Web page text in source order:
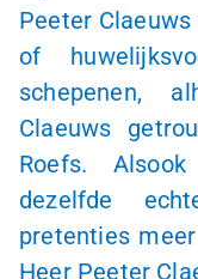
Peeter
of
schepenen,
Claeuws
Roefs.
dezelfde
pretenties
Heer Peeter